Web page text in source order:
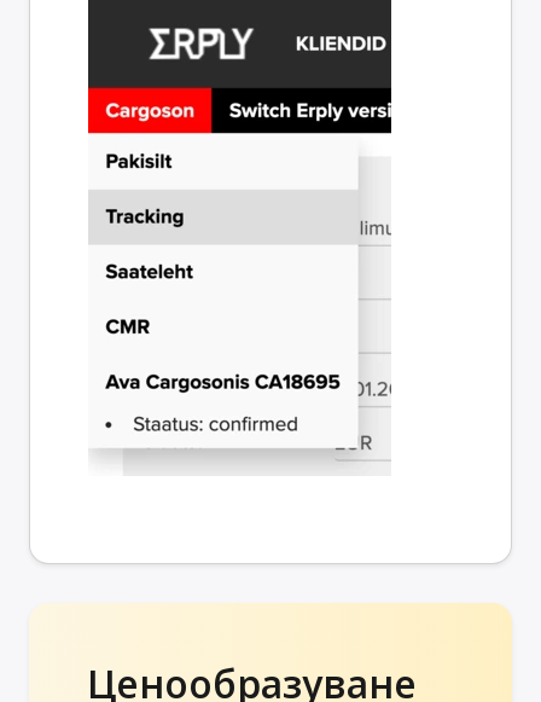
Ценообразуване